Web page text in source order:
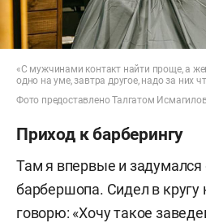
«С мужчинами контакт найти проще, а
одно на уме, завтра другое, надо за них
Фото предоставлено Талгатом
Приход к барберингу
Там я впервые и задумался
барбершопа. Сидел в кругу
говорю: «Хочу такое